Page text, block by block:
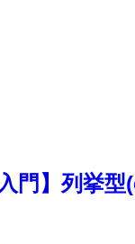
入門】列挙